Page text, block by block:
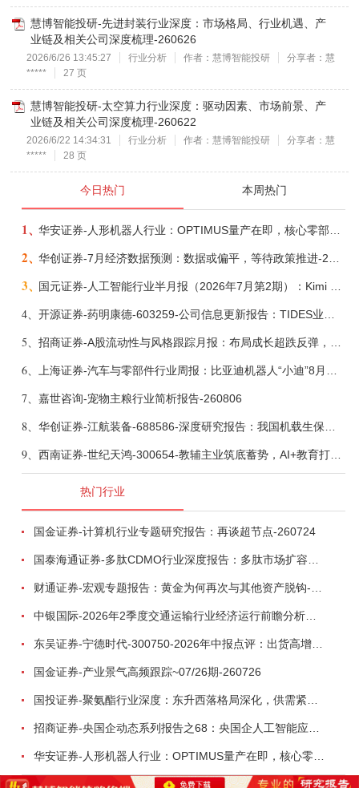
慧博智能投研-先进封装行业深度：市场格局、行业机遇、产
业链及相关公司深度梳理-260626
2026/6/26 13:45:27 行业分析 作者：慧博智能投研
分享者：慧
*****
27 页
慧博智能投研-太空算力行业深度：驱动因素、市场前景、产
业链及相关公司深度梳理-260622
2026/6/22 14:34:31 行业分析 作者：慧博智能投研
分享者：慧
*****
28 页
今日热门 本周热门
1、
2、
3、
4、
5、
6、
7、 嘉世咨询-宠物主粮行业简析报告-260806
8、
9、 西南证券-世纪天鸿-300654-教辅主业筑底蓄势，AI+教育打开第二曲线-260729
热门行业
国金证券-计算机行业专题研究报告：再谈超节点-260724
中银国际-2026年2季度交通运输行业经济运行前瞻分析：地缘冲突致航运和航空景气度分化，交通基础设施板块总体呈现稳健特征-260724
东吴证券-宁德时代-300750-2026年中报点评：出货高增业绩稳健，回购彰显龙头信心-260726
国金证券-产业景气高频跟踪~07/26期-260726